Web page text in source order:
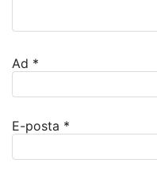
Ad *
E-posta *